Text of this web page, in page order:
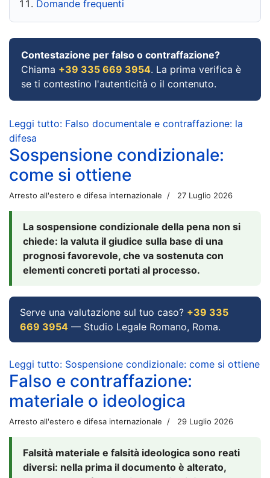
Domande frequenti
Contestazione per falso o contraffazione?
Chiama +39 335 669 3954. La prima verifica è
se ti contestino l'autenticità o il contenuto.
Leggi tutto: Falso documentale e contraffazione: la
difesa
Sospensione condizionale:
come si ottiene
Arresto all'estero e difesa internazionale 27 Luglio 2026
La sospensione condizionale della pena non si
chiede: la valuta il giudice sulla base di una
prognosi favorevole, che va sostenuta con
elementi concreti portati al processo.
Serve una valutazione sul tuo caso? +39 335
669 3954 — Studio Legale Romano, Roma.
Leggi tutto: Sospensione condizionale: come si ottiene
Falso e contraffazione:
materiale o ideologica
Arresto all'estero e difesa internazionale 29 Luglio 2026
Falsità materiale e falsità ideologica sono reati
diversi: nella prima il documento è alterato,